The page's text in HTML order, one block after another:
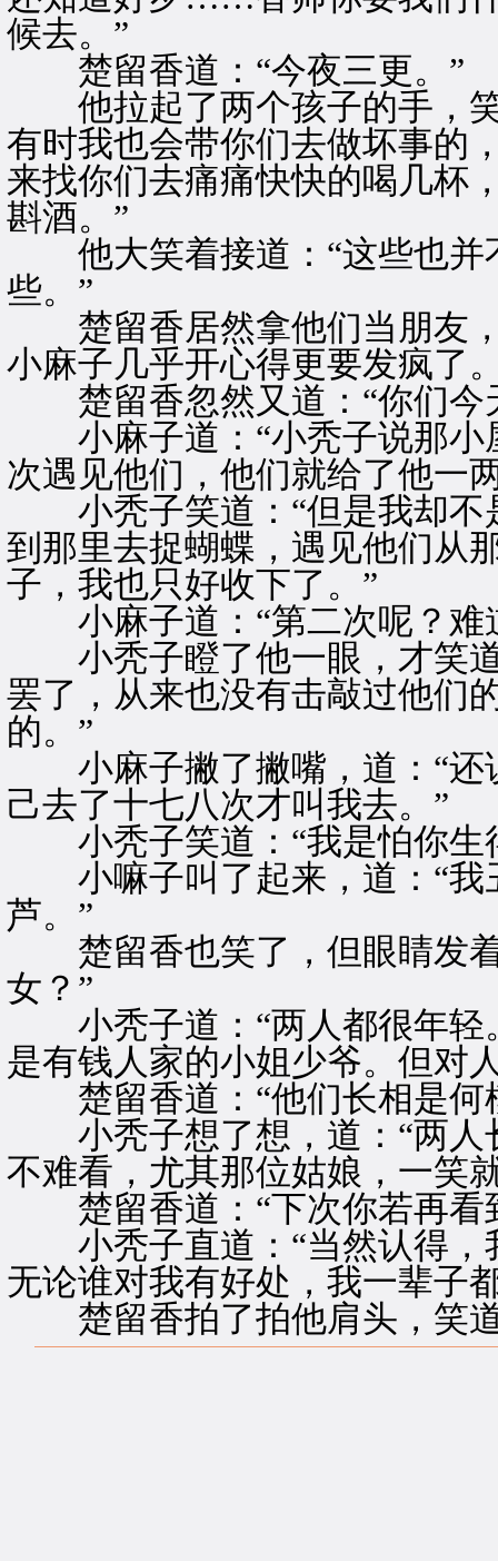
候去。”
楚留香道：“今夜三更。”
他拉起了两个孩子的手，笑
有时我也会带你们去做坏事的
来找你们去痛痛快快的喝几杯
斟酒。”
他大笑着接道：“这些也并
些。”
楚留香居然拿他们当朋友，
小麻子几乎开心得更要发疯了
楚留香忽然又道：“你们今
小麻子道：“小秃子说那小
次遇见他们，他们就给了他一
小秃子笑道：“但是我却不
到那里去捉蝴蝶，遇见他们从
子，我也只好收下了。”
小麻子道：“第二次呢？难
小秃子瞪了他一眼，才笑道
罢了，从来也没有击敲过他们
的。”
小麻子撇了撇嘴，道：“还
己去了十七八次才叫我去。”
小秃子笑道：“我是怕你生
小嘛子叫了起来，道：“我
芦。”
楚留香也笑了，但眼睛发着
女？”
小秃子道：“两人都很年轻
是有钱人家的小姐少爷。但对
楚留香道：“他们长相是何
小秃子想了想，道：“两人
不难看，尤其那位姑娘，一笑
楚留香道：“下次你若再看
小秃子直道：“当然认得，
无论谁对我有好处，我一辈子
楚留香拍了拍他肩头，笑